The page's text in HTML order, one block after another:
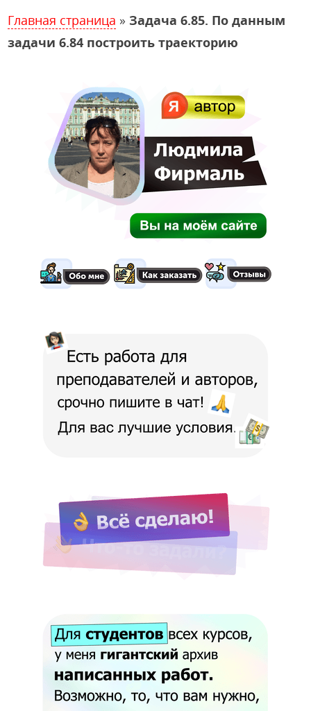
Главная страница » Задача 6.85. По данным
задачи 6.84 построить траекторию